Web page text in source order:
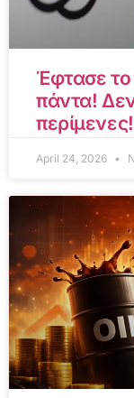
Έφτασε το
πάντα!
περίμενες!
April 24, 2026